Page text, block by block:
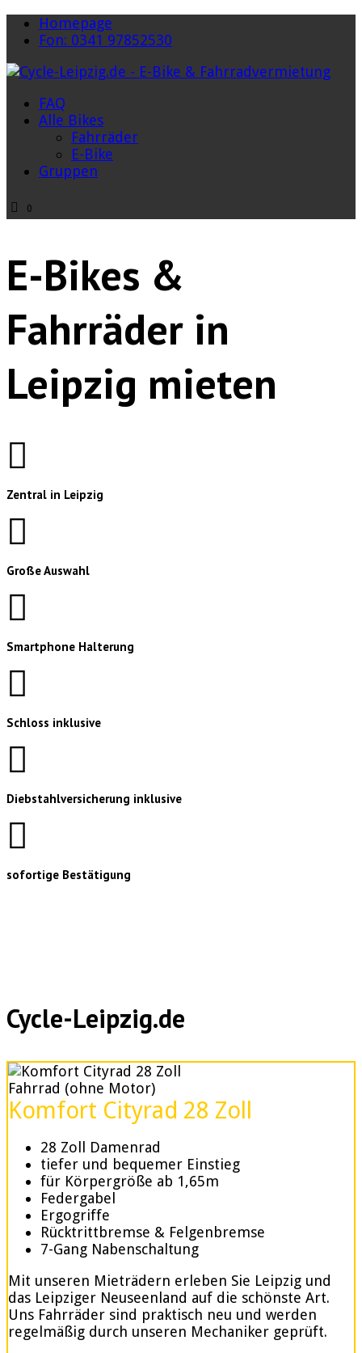
Homepage
Fon: 0341 97852530
FAQ
Alle Bikes
Fahrräder
E-Bike
Gruppen
0
E-Bikes &
Fahrräder in
Leipzig mieten
Zentral in Leipzig
Große Auswahl
Smartphone Halterung
Schloss inklusive
Diebstahlversicherung inklusive
sofortige Bestätigung
Cycle-Leipzig.de
Fahrrad (ohne Motor)
Komfort Cityrad 28 Zoll
28 Zoll Damenrad
tiefer und bequemer Einstieg
für Körpergröße ab 1,65m
Federgabel
Ergogriffe
Rücktrittbremse & Felgenbremse
7-Gang Nabenschaltung
Mit unseren Mieträdern erleben Sie Leipzig und
das Leipziger Neuseenland auf die schönste Art.
Uns Fahrräder sind praktisch neu und werden
regelmäßig durch unseren Mechaniker geprüft.